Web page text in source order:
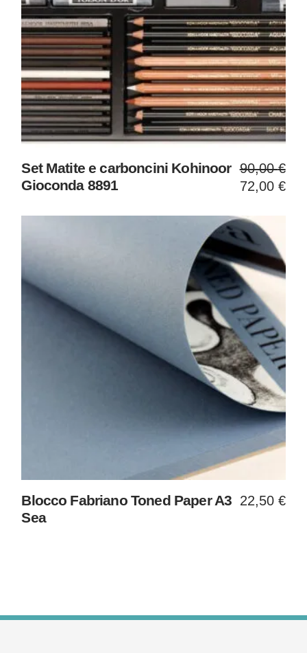
Set Matite e carboncini Kohinoor
Gioconda 8891
90,00€
Il
prezzo
72,00 €
Il
prezzo
attuale
Blocco Fabriano Toned Paper A3
Sea
22,50 €